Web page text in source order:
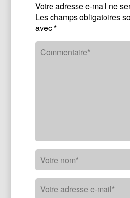
Votre adresse e-mail ne
Les champs obligatoires
avec*